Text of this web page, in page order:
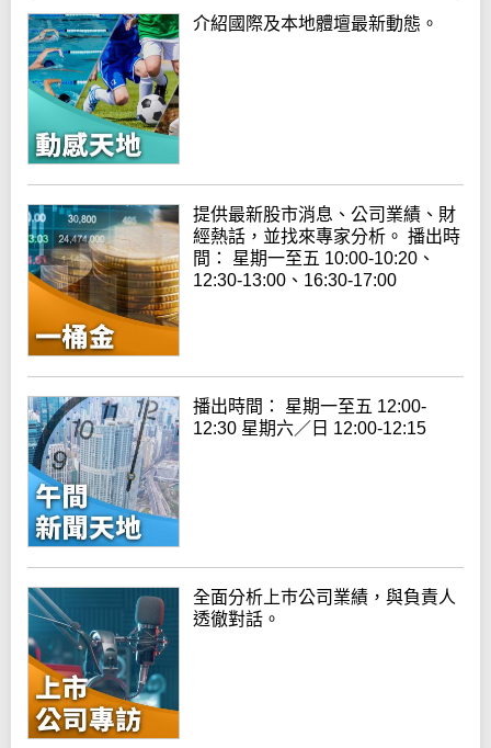
介紹國際及本地體壇最新動態。
提供最新股市消息、公司業績、財
經熱話，並找來專家分析。 播出時
間： 星期一至五 10:00-10:20、
12:30-13:00、16:30-17:00
播出時間： 星期一至五 12:00-
12:30 星期六／日 12:00-12:15
全面分析上巿公司業績，與負責人
透徹對話。